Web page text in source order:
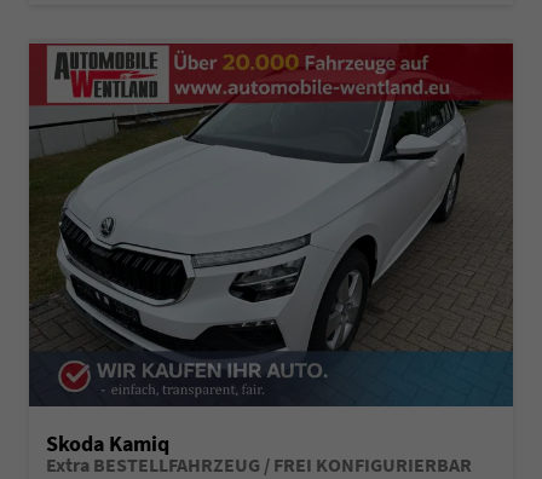
Skoda Kamiq
Extra BESTELLFAHRZEUG / FREI KONFIGURIERBAR